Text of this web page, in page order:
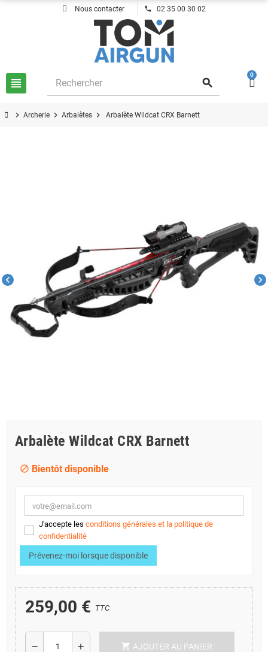
Nous contacter phone 02 35 00 30 02
view_headline search
0
chevron_right Archerie chevron_right Arbalètes chevron_right Arbalète Wildcat CRX Barnett
chevron_left chevron_right
Arbalète Wildcat CRX Barnett
block Bientôt disponible
J'accepte les conditions générales et la politique de
confidentialité
Prévenez-moi lorsque disponible
259,00 € TTC
remove add shopping_cart AJOUTER AU PANIER